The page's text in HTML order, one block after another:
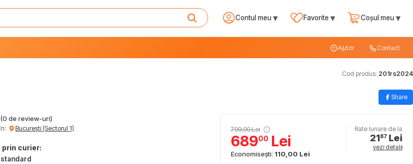
Contul meu▾ Favorite ▾ Coșul meu▾
Ajutor Contact
Cod produs: 201rs2024
Share
de review-uri)
București (Sectorul 1)
prin curier:
799,00 Lei
68900Lei
Economisești: 110,00 Lei
Rate lunare de la
2187 Lei
vezi detalii